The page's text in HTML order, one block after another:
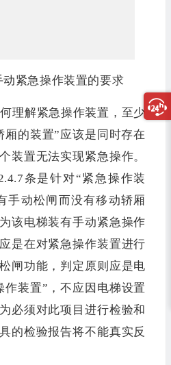
紧急操作装置的要求
理解紧急操作装置，至少
厢的装置”应该是同时存在
装置无法实现紧急操作。
条是针对“紧急操作装
手动松闸而没有移动轿厢
该电梯装有手动紧急操作
是在对紧急操作装置进行
闸功能，判定原则应是电
作装置”，不应因电梯设置
必须对此项目进行检验和
的检验报告将不能真实反